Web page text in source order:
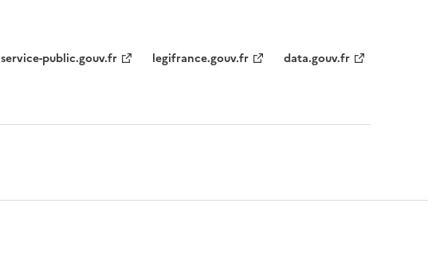
service-public.gouv.fr legifrance.gouv.fr data.gouv.fr